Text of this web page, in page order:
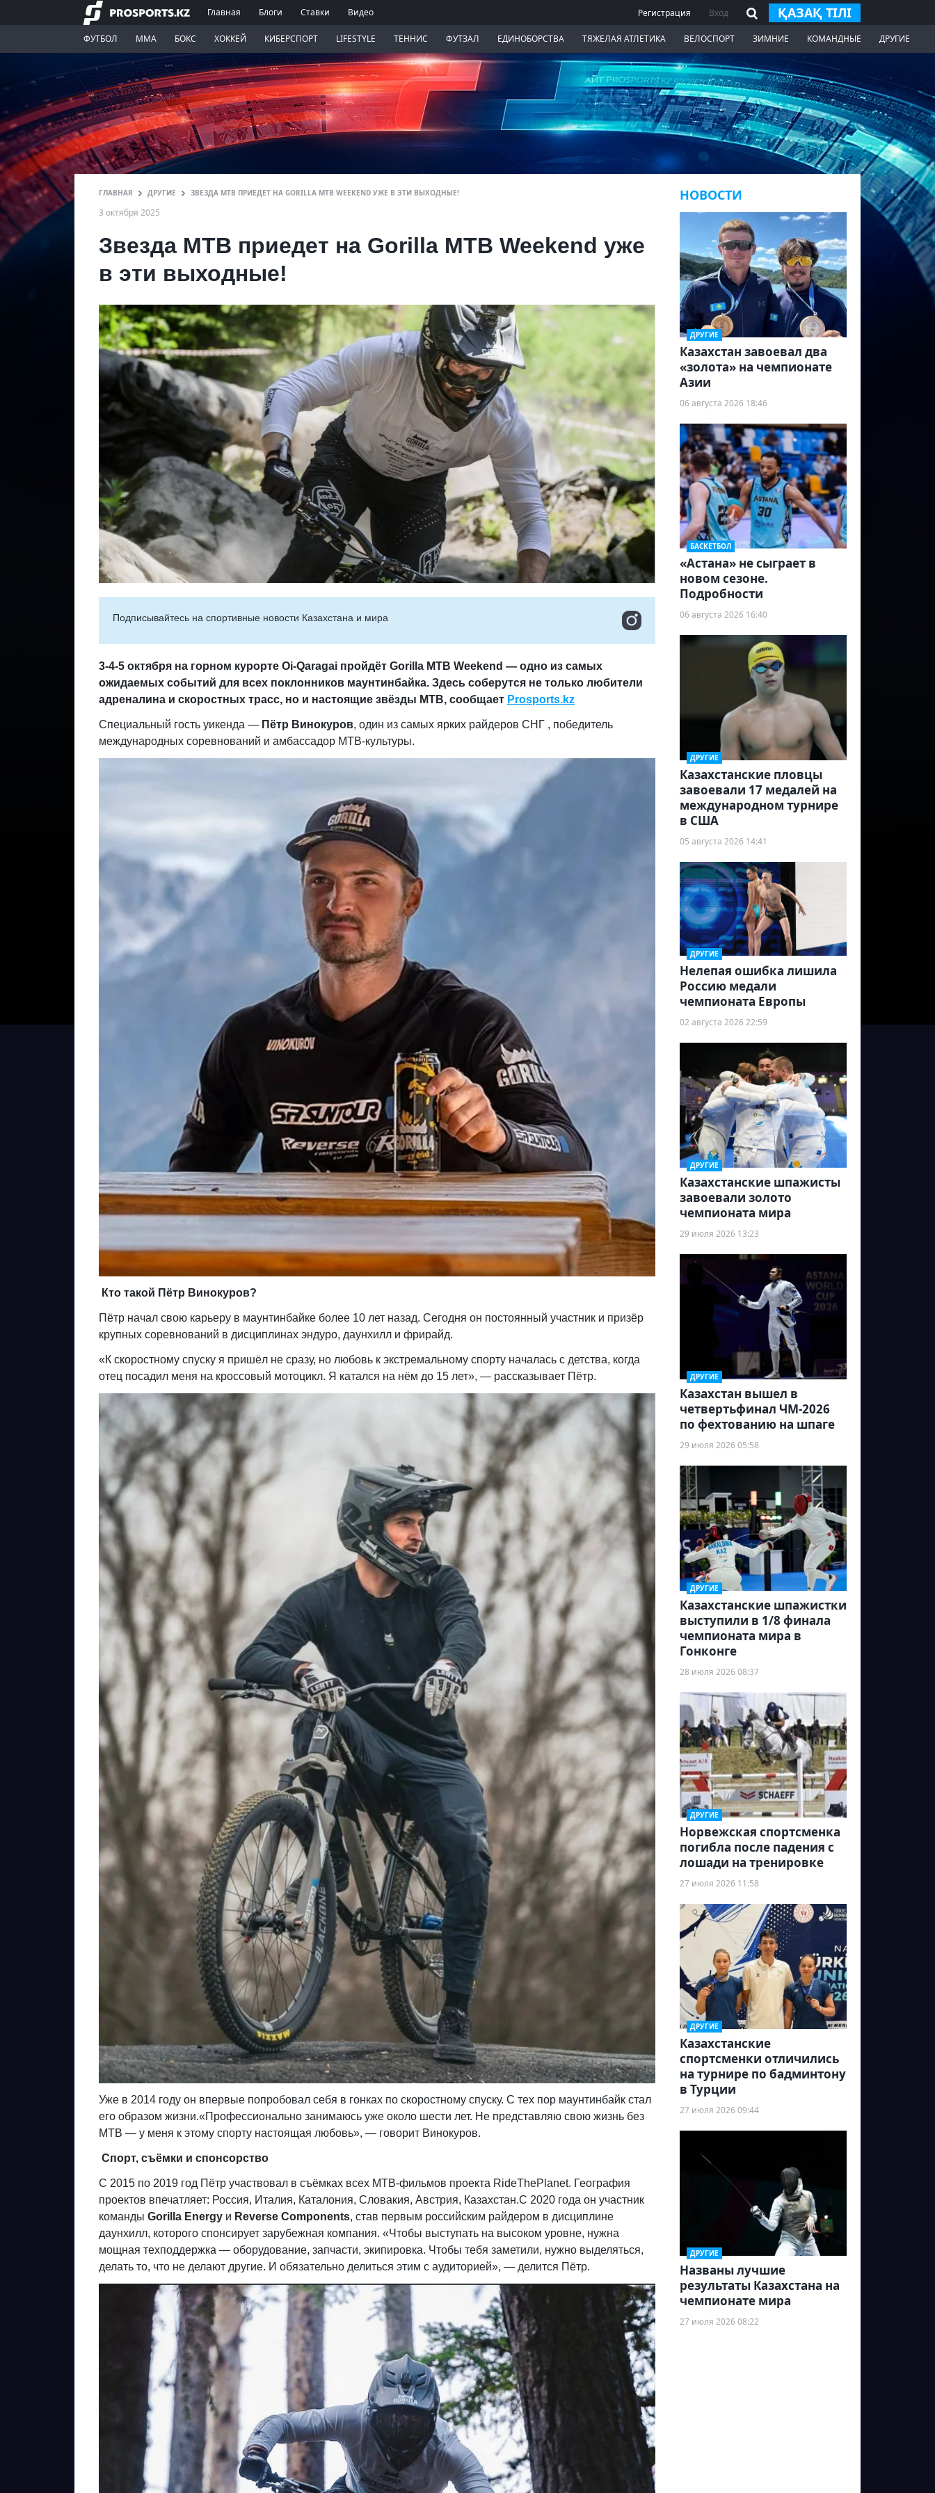
Главная Блоги Ставки Видео Регистрация Вход ҚАЗАҚ ТІЛІ
ФУТБОЛ ММА БОКС ХОККЕЙ КИБЕРСПОРТ LIFESTYLE ТЕННИС ФУТЗАЛ ЕДИНОБОРСТВА ТЯЖЕЛАЯ АТЛЕТИКА ВЕЛОСПОРТ ЗИМНИЕ КОМАНДНЫЕ ДРУГИЕ
ГЛАВНАЯ ДРУГИЕ ЗВЕЗДА MTB ПРИЕДЕТ НА GORILLA MTB WEEKEND УЖЕ В ЭТИ ВЫХОДНЫЕ!
3 октября 2025
Звезда MTB приедет на Gorilla MTB Weekend уже
в эти выходные!
Подписывайтесь на cпортивные новости Казахстана и мира
3-4-5 октября на горном курорте Oi-Qaragai пройдёт Gorilla MTB Weekend — одно из самых
ожидаемых событий для всех поклонников маунтинбайка. Здесь соберутся не только любители
адреналина и скоростных трасс, но и настоящие звёзды MTB, сообщает Prosports.kz
Специальный гость уикенда — Пётр Винокуров, один из самых ярких райдеров СНГ , победитель
международных соревнований и амбассадор MTB-культуры.
Кто такой Пётр Винокуров?
Пётр начал свою карьеру в маунтинбайке более 10 лет назад. Сегодня он постоянный участник и призёр
крупных соревнований в дисциплинах эндуро, даунхилл и фрирайд.
«К скоростному спуску я пришёл не сразу, но любовь к экстремальному спорту началась с детства, когда
отец посадил меня на кроссовый мотоцикл. Я катался на нём до 15 лет», — рассказывает Пётр.
Уже в 2014 году он впервые попробовал себя в гонках по скоростному спуску. С тех пор маунтинбайк стал
его образом жизни.«Профессионально занимаюсь уже около шести лет. Не представляю свою жизнь без
MTB — у меня к этому спорту настоящая любовь», — говорит Винокуров.
Спорт, съёмки и спонсорство
С 2015 по 2019 год Пётр участвовал в съёмках всех MTB-фильмов проекта RideThePlanet. География
проектов впечатляет: Россия, Италия, Каталония, Словакия, Австрия, Казахстан.С 2020 года он участник
команды Gorilla Energy и Reverse Components, став первым российским райдером в дисциплине
даунхилл, которого спонсирует зарубежная компания. «Чтобы выступать на высоком уровне, нужна
мощная техподдержка — оборудование, запчасти, экипировка. Чтобы тебя заметили, нужно выделяться,
делать то, что не делают другие. И обязательно делиться этим с аудиторией», — делится Пётр.
НОВОСТИ
ДРУГИЕ
Казахстан завоевал два
«золота» на чемпионате
Азии
06 августа 2026 18:46
БАСКЕТБОЛ
«Астана» не сыграет в
новом сезоне.
Подробности
06 августа 2026 16:40
ДРУГИЕ
Казахстанские пловцы
завоевали 17 медалей на
международном турнире
в США
05 августа 2026 14:41
ДРУГИЕ
Нелепая ошибка лишила
Россию медали
чемпионата Европы
02 августа 2026 22:59
ДРУГИЕ
Казахстанские шпажисты
завоевали золото
чемпионата мира
29 июля 2026 13:23
ДРУГИЕ
Казахстан вышел в
четвертьфинал ЧМ-2026
по фехтованию на шпаге
29 июля 2026 05:58
ДРУГИЕ
Казахстанские шпажистки
выступили в 1/8 финала
чемпионата мира в
Гонконге
28 июля 2026 08:37
ДРУГИЕ
Норвежская спортсменка
погибла после падения с
лошади на тренировке
27 июля 2026 11:58
ДРУГИЕ
Казахстанские
спортсменки отличились
на турнире по бадминтону
в Турции
27 июля 2026 09:44
ДРУГИЕ
Названы лучшие
результаты Казахстана на
чемпионате мира
27 июля 2026 08:22